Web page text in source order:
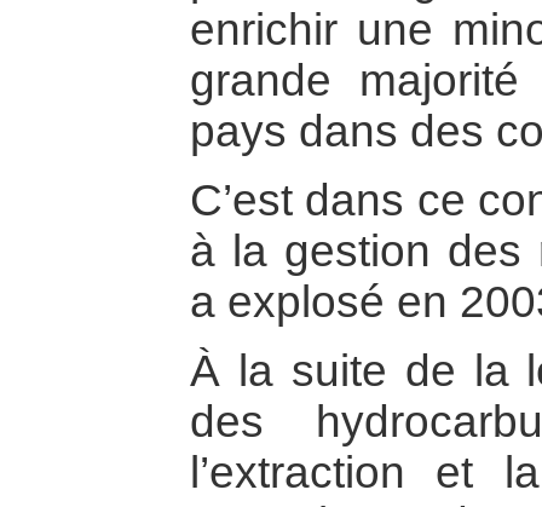
enrichir une
grande
pays dans des
C’est dans ce
à la gestion des
a explosé en
À la suite de la
des
l’extraction et